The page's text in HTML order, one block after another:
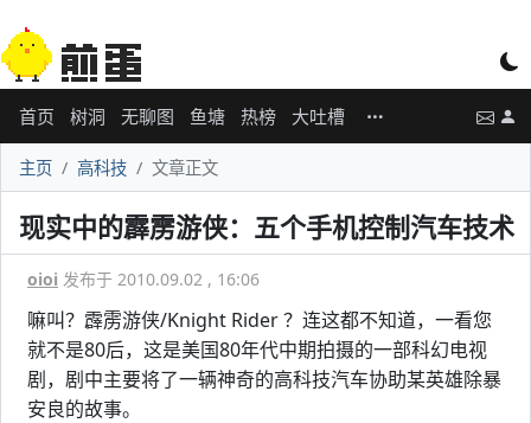
首页 树洞 无聊图 鱼塘 热榜 大吐槽
主页 高科技 文章正文
现实中的霹雳游侠：五个手机控制汽车技术
oioi 发布于 2010.09.02 , 16:06
嘛叫？霹雳游侠/Knight Rider ？连这都不知道，一看您
就不是80后，这是美国80年代中期拍摄的一部科幻电视
剧，剧中主要将了一辆神奇的高科技汽车协助某英雄除暴
安良的故事。